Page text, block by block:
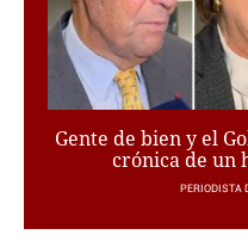
LO ÚLTIMO
BLOGS
VÍDEOS
PERSONAJES
Gente de bien y el
crónica de un
PERIODISTA